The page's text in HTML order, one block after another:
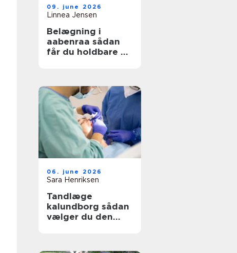
09. june 2026
Linnea Jensen
Belægning i
aabenraa sådan
får du holdbare og
06. june 2026
Sara Henriksen
Tandlæge
kalundborg sådan
vælger du den